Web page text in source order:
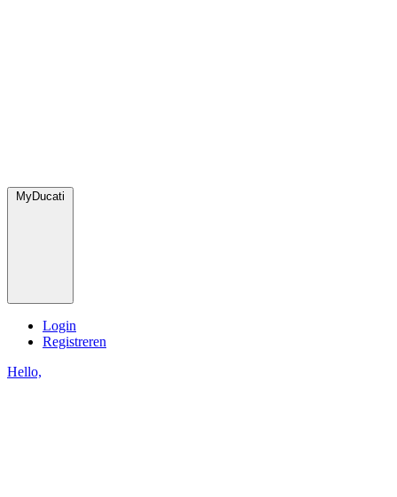
MyDucati
Login
Registreren
Hello,